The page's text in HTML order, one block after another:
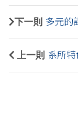
下一則 多元的
上一則 系所